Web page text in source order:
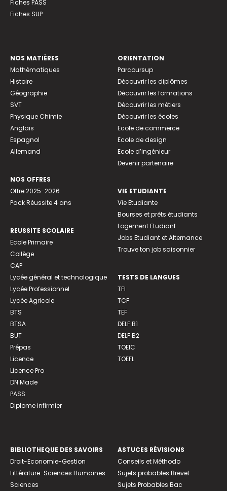
Fiches PASS
Fiches SUP
NOS MATIÈRES
Mathématiques
Histoire
Géographie
SVT
Physique Chimie
Anglais
Espagnol
Allemand
NOS OFFRES
Offre 2025-2026
Pack Réussite 4 ans
REUSSITE SCOLAIRE
Ecole Primaire
Collège
CAP
Lycée général et technologique
Lycée Professionnel
Lycée Agricole
BTS
BTSA
BUT
Prépas
Licence
Licence Pro
DN Made
PASS
Diplome infirmier
ORIENTATION
Parcoursup
Découvrir les diplômes
Découvrir les formations
Découvrir les métiers
Découvrir les écoles
Ecole de commerce
Ecole de design
Ecole d’ingénieur
Devenir partenaire
VIE ETUDIANTE
Vie Etudiante
Bourses et prêts étudiants
Logement Etudiant
Jobs Etudiant et Alternance
Trouve ton job saisonnier
TESTS DE LANGUES
TFI
TCF
TEF
DELF B1
DELF B2
TOEIC
TOEFL
BIBLIOTHEQUE DES SAVOIRS
Droit-Economie-Gestion
Littérature-Sciences Humaines
Sciences
ASTUCES RÉVISIONS
Conseils et Méthodo
Sujets probables Brevet
Sujets Probables Bac